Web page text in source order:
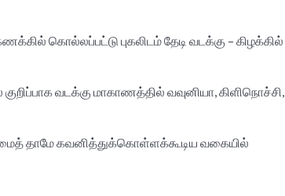
கொல்லப்பட்டு புகலிடம் தேடி வடக்கு – கிழக்கில்
வடக்கு மாகாணத்தில் வவுனியா, கிளிநொச்சி,
தாமே கவனித்துக்கொள்ளக்கூடிய வகையில்